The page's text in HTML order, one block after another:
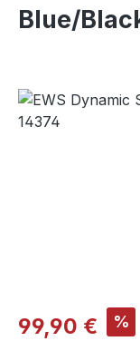
Blue/
Verkaufspreis:
99,90 € %